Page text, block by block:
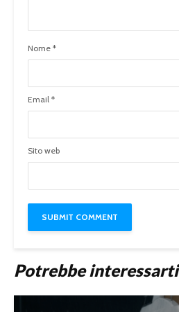
Nome *
Email *
Sito web
Potrebbe interessarti